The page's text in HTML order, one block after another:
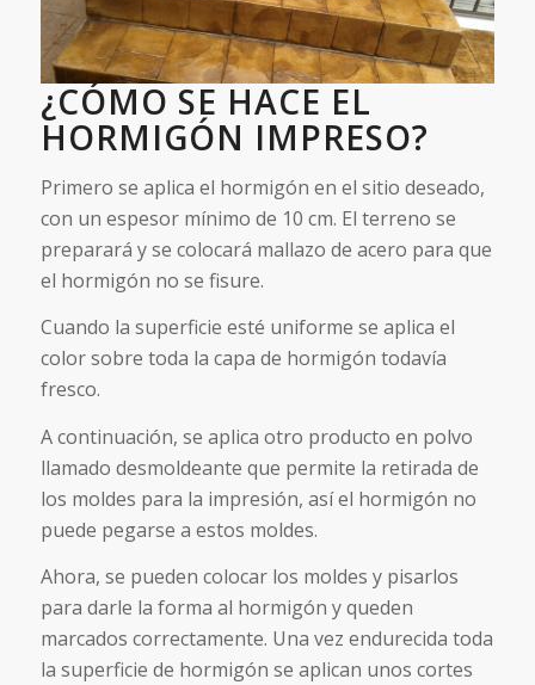
¿CÓMO SE HACE EL
HORMIGÓN IMPRESO?
Primero se aplica el hormigón en el sitio deseado,
con un espesor mínimo de 10 cm. El terreno se
preparará y se colocará mallazo de acero para que
el hormigón no se fisure.
Cuando la superficie esté uniforme se aplica el
color sobre toda la capa de hormigón todavía
fresco.
A continuación, se aplica otro producto en polvo
llamado desmoldeante que permite la retirada de
los moldes para la impresión, así el hormigón no
puede pegarse a estos moldes.
Ahora, se pueden colocar los moldes y pisarlos
para darle la forma al hormigón y queden
marcados correctamente. Una vez endurecida toda
la superficie de hormigón se aplican unos cortes